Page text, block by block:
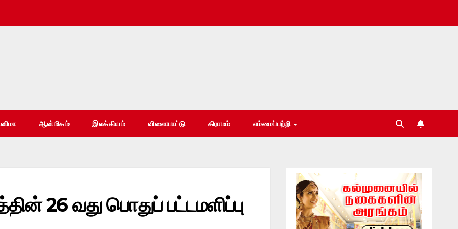
ஆன்மிகம் இலக்கியம் விளையாட்டு கிராமம் எம்மைப்பற்றி
26 வது பொதுப் பட்டமளிப்பு